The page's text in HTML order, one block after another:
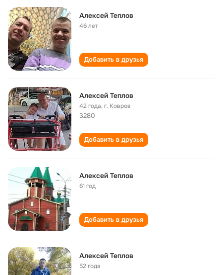
Алексей Теплов
46 лет
Добавить в друзья
Алексей Теплов
42 года,г. Ковров
3280
Добавить в друзья
Алексей Теплов
61 год
Добавить в друзья
Алексей Теплов
52 года